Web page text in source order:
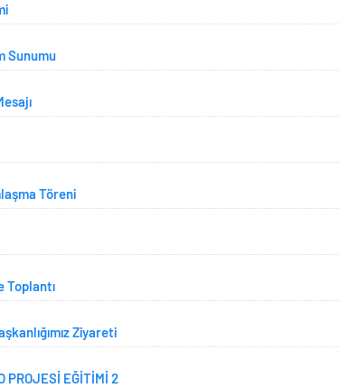
Sunumu
Töreni
Toplantı
Ziyareti
PROJESİ EĞİTİMİ 2